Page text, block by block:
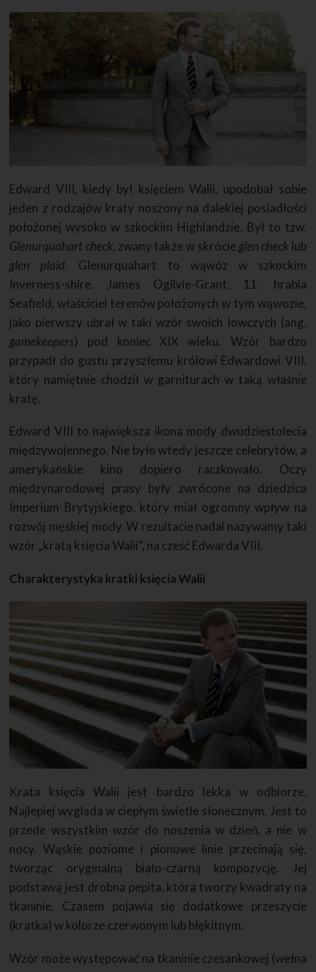
Edward VIII, kiedy był księciem Walii, upodobał sobie
jeden z rodzajów kraty noszony na dalekiej posiadłości
położonej wysoko w szkockim Highlandzie. Był to tzw.
Glenurquahart check, zwany także w skrócie glen check lub
glen plaid. Glenurquahart to wąwóz w szkockim
Inverness-shire. James Ogilvie-Grant, 11. hrabia
Seafield, właściciel terenów położonych w tym wąwozie,
jako pierwszy ubrał w taki wzór swoich łowczych (ang.
gamekeepers) pod koniec XIX wieku. Wzór bardzo
przypadł do gustu przyszłemu królowi Edwardowi VIII,
który namiętnie chodził w garniturach w taką właśnie
kratę.
Edward VIII to największa ikona mody dwudziestolecia
międzywojennego. Nie było wtedy jeszcze celebrytów, a
amerykańskie kino dopiero raczkowało. Oczy
międzynarodowej prasy były zwrócone na dziedzica
Imperium Brytyjskiego, który miał ogromny wpływ na
rozwój męskiej mody. W rezultacie nadal nazywamy taki
wzór „kratą księcia Walii”, na cześć Edwarda VIII.
Charakterystyka kratki księcia Walii
Krata księcia Walii jest bardzo lekka w odbiorze.
Najlepiej wygląda w ciepłym świetle słonecznym. Jest to
przede wszystkim wzór do noszenia w dzień, a nie w
nocy. Wąskie poziome i pionowe linie przecinają się,
tworząc oryginalną biało-czarną kompozycję. Jej
podstawą jest drobna pepita, która tworzy kwadraty na
tkaninie. Czasem pojawia się dodatkowe przeszycie
(kratka) w kolorze czerwonym lub błękitnym.
Wzór może występować na tkaninie czesankowej (wełna